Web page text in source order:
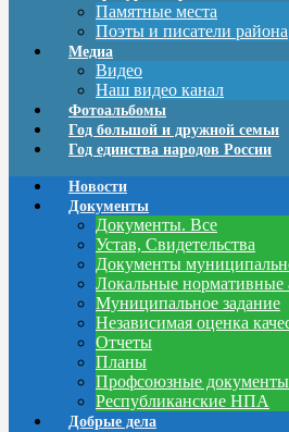
Памятные места
Поэты и писатели района
Медиа
Видео
Наш видео канал
Фотоальбомы
Год большой и дружной семьи
Год единства народов России
Новости
Документы
Документы. Все
Устав, Свидетельства
Документы
Локальные нормативные
Муниципальное задание
Независимая оценка
Отчеты
Планы
Профсоюзные документы
Республиканские НПА
Добрые дела